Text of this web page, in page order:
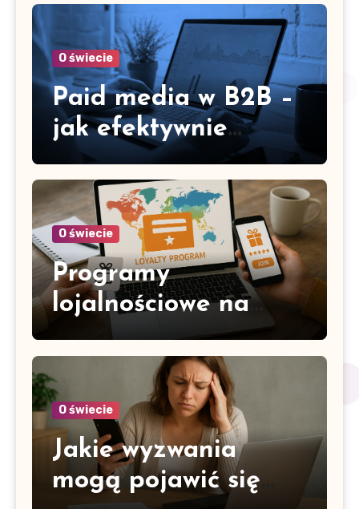
– jak je efektywnie
rozdzielać
O świecie
Paid media w B2B –
jak efektywnie
wydawać budżet
reklamowy
O świecie
Programy
lojalnościowe na
rynku
międzynarodowym –
jak dostosować je do
różnych kultur
O świecie
Jakie wyzwania
mogą pojawić się